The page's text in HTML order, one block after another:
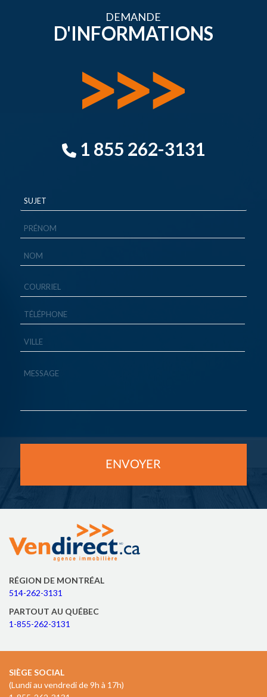
DEMANDE
D'INFORMATIONS
1 855 262-3131
RÉGION DE MONTRÉAL
514-262-3131
PARTOUT AU QUÉBEC
1-855-262-3131
SIÈGE SOCIAL
(Lundi au vendredi de 9h à 17h)